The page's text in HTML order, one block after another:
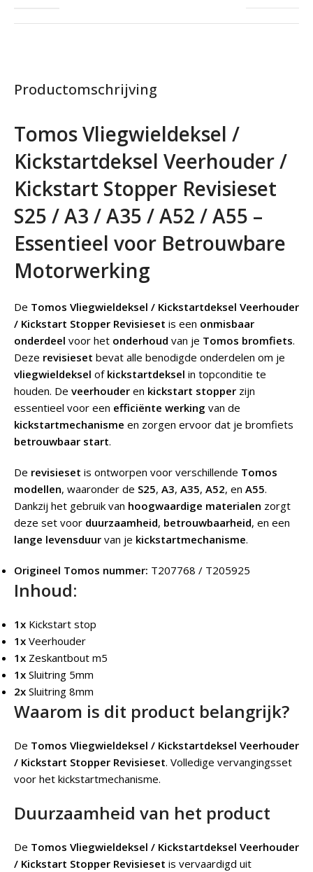
Productomschrijving
Tomos Vliegwieldeksel /
Kickstartdeksel Veerhouder /
Kickstart Stopper Revisieset
S25 / A3 / A35 / A52 / A55 –
Essentieel voor Betrouwbare
Motorwerking
De Tomos Vliegwieldeksel / Kickstartdeksel Veerhouder
/ Kickstart Stopper Revisieset is een onmisbaar
onderdeel voor het onderhoud van je Tomos bromfiets.
Deze revisieset bevat alle benodigde onderdelen om je
vliegwieldeksel of kickstartdeksel in topconditie te
houden. De veerhouder en kickstart stopper zijn
essentieel voor een efficiënte werking van de
kickstartmechanisme en zorgen ervoor dat je bromfiets
betrouwbaar start.
De revisieset is ontworpen voor verschillende Tomos
modellen, waaronder de S25, A3, A35, A52, en A55.
Dankzij het gebruik van hoogwaardige materialen zorgt
deze set voor duurzaamheid, betrouwbaarheid, en een
lange levensduur van je kickstartmechanisme.
Origineel Tomos nummer: T207768 / T205925
Inhoud:
1x Kickstart stop
1x Veerhouder
1x Zeskantbout m5
1x Sluitring 5mm
2x Sluitring 8mm
Waarom is dit product belangrijk?
De Tomos Vliegwieldeksel / Kickstartdeksel Veerhouder
/ Kickstart Stopper Revisieset. Volledige vervangingsset
voor het kickstartmechanisme.
Duurzaamheid van het product
De Tomos Vliegwieldeksel / Kickstartdeksel Veerhouder
/ Kickstart Stopper Revisieset is vervaardigd uit